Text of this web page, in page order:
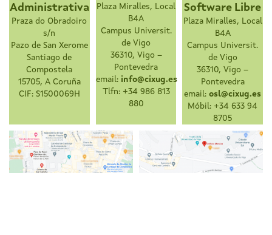
Administrativa
Praza do Obradoiro
s/n
Pazo de San Xerome
Santiago de
Compostela
15705, A Coruña
CIF: S1500069H
Plaza Miralles, Local
B4A
Campus Universit.
de Vigo
36310, Vigo –
Pontevedra
email: info@cixug.es
Tlfn: +34 986 813
880
Software Libre
Plaza Miralles, Local
B4A
Campus Universit.
de Vigo
36310, Vigo –
Pontevedra
email:osl@cixug.es
Móbil: +34 633 94
8705